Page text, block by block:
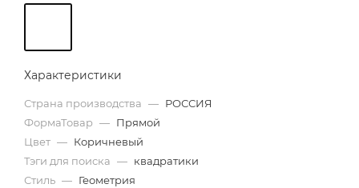
Характеристики
Страна производства — РОССИЯ
ФормаТовар — Прямой
Цвет — Коричневый
Тэги для поиска — квадратики
Стиль — Геометрия